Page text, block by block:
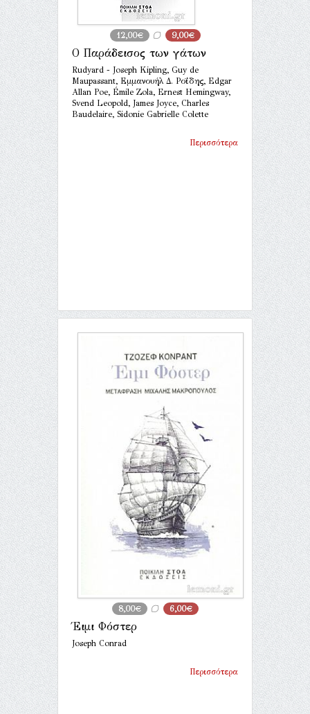
12,00€ 9,00€
Ο Παράδεισος των γάτων
Rudyard - Joseph Kipling, Guy de
Maupassant, Εμμανουήλ Δ. Ροΐδης, Edgar
Allan Poe, Émile Zola, Ernest Hemingway,
Svend Leopold, James Joyce, Charles
Baudelaire, Sidonie Gabrielle Colette
Περισσότερα
8,00€ 6,00€
Έιμι Φόστερ
Joseph Conrad
Περισσότερα